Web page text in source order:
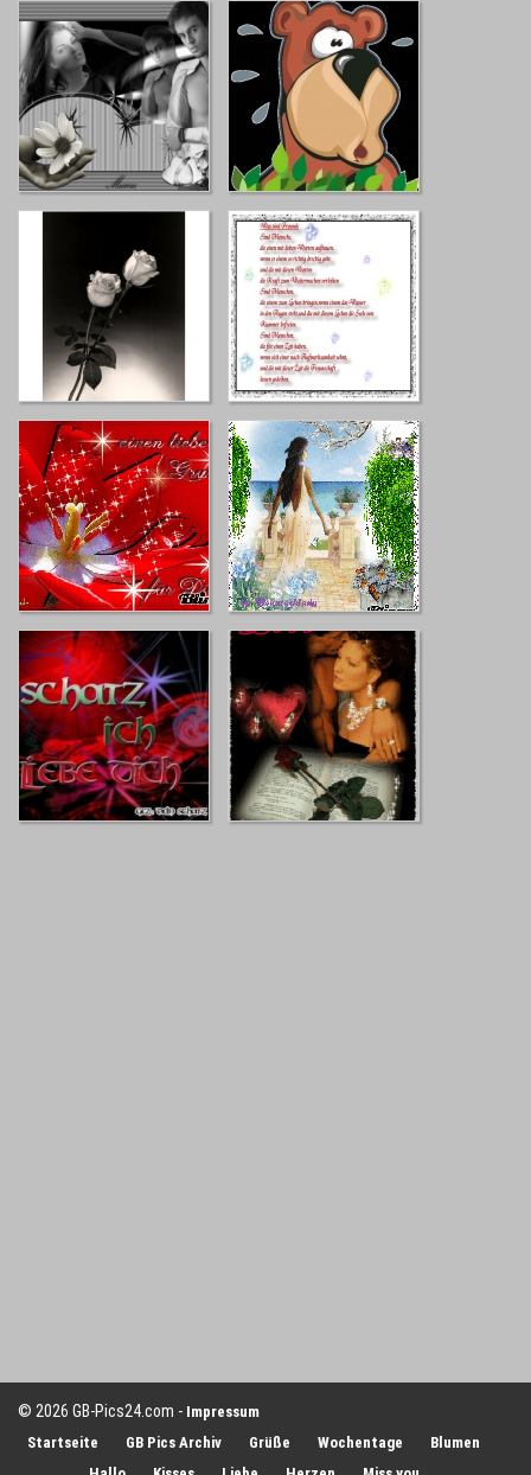
© 2026 GB-Pics24.com - Impressum
Startseite
GB Pics Archiv Grüße Wochentage
Blumen